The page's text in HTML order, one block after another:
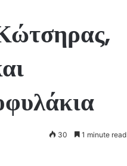
30 1 minute read